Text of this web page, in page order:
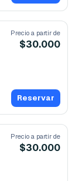
Precio a partir de
$30.000
Reservar
Precio a partir de
$30.000